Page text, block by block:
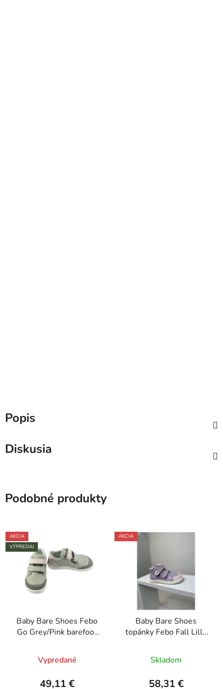
Popis
Diskusia
Podobné produkty
AKCIA
VÝPREDAJ
Baby Bare Shoes Febo
Go Grey/Pink barefoot
Vypredané
49,11 €
AKCIA
Baby Bare Shoes
topánky Febo Fall Lilla
Skladom
58,31 €